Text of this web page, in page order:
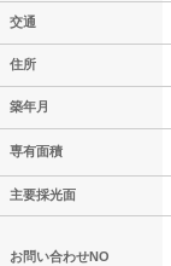
交通
住所
築年月
専有面積
主要採光面
お問い合わせNO